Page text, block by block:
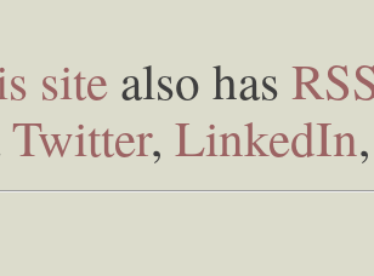
site also has
Twitter, LinkedIn